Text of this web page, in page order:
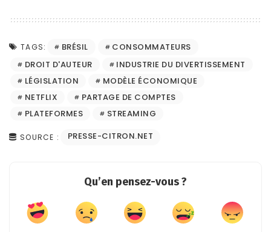
TAGS: BRÉSIL
CONSOMMATEURS
DROIT D'AUTEUR
INDUSTRIE DU DIVERTISSEMENT
LÉGISLATION
MODÈLE ÉCONOMIQUE
NETFLIX
PARTAGE DE COMPTES
PLATEFORMES
STREAMING
SOURCE : PRESSE-CITRON.NET
Qu’en pensez-vous ?